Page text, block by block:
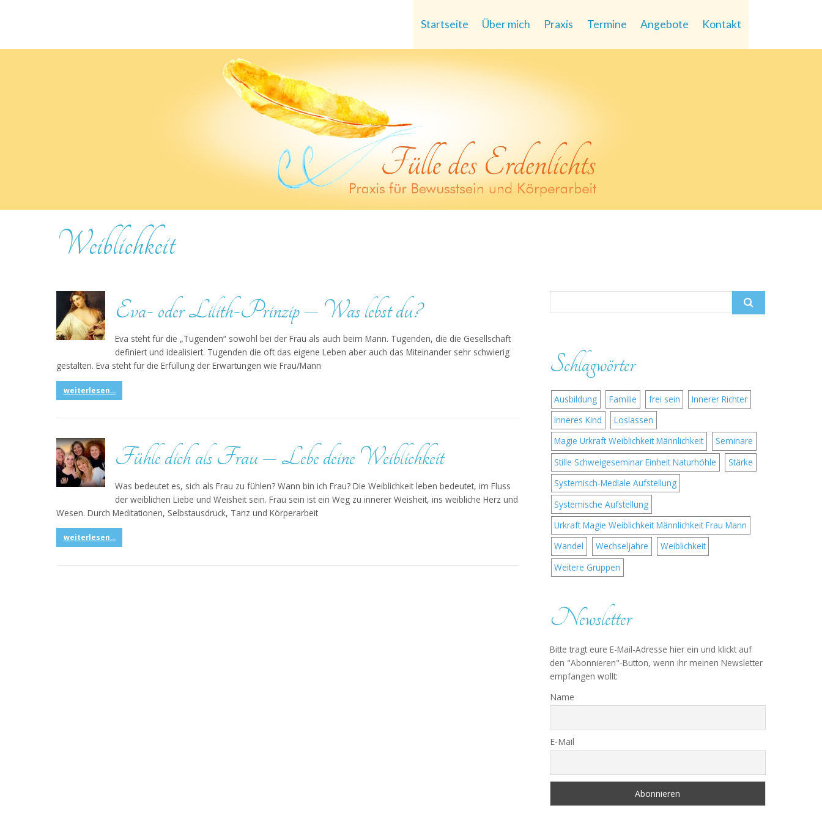
Startseite Über mich Praxis Termine Angebote Kontakt
Weiblichkeit
Eva- oder Lilith-Prinzip – Was lebst du?
Eva steht für die „Tugenden“ sowohl bei der Frau als auch beim Mann. Tugenden, die die Gesellschaft
definiert und idealisiert. Tugenden die oft das eigene Leben aber auch das Miteinander sehr schwierig
gestalten. Eva steht für die Erfüllung der Erwartungen wie Frau/Mann
weiterlesen...
Fühle dich als Frau – Lebe deine Weiblichkeit
Was bedeutet es, sich als Frau zu fühlen? Wann bin ich Frau? Die Weiblichkeit leben bedeutet, im Fluss
der weiblichen Liebe und Weisheit sein. Frau sein ist ein Weg zu innerer Weisheit, ins weibliche Herz und
Wesen. Durch Meditationen, Selbstausdruck, Tanz und Körperarbeit
weiterlesen...
Schlagwörter
Ausbildung Familie frei sein
Innerer Richter
Inneres Kind
Loslassen
Magie Urkraft Weiblichkeit Männlichkeit
Seminare
Stille Schweigeseminar Einheit Naturhöhle
Stärke
Systemisch-Mediale Aufstellung
Systemische Aufstellung
Urkraft Magie Weiblichkeit Männlichkeit Frau Mann
Wandel
Wechseljahre
Weiblichkeit
Weitere Gruppen
Newsletter
Bitte tragt eure E-Mail-Adresse hier ein und klickt auf
den "Abonnieren"-Button, wenn ihr meinen Newsletter
empfangen wollt:
Name
E-Mail